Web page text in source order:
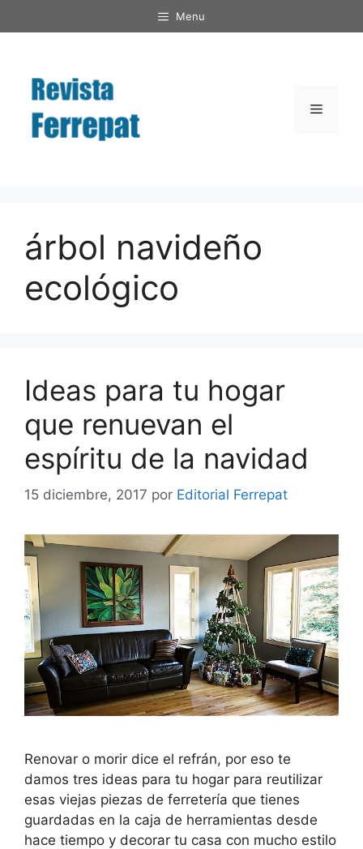
al
Menu
Menú
árbol navideño
ecológico
Ideas para tu hogar
que renuevan el
espíritu de la navidad
15 diciembre, 2017 por Editorial Ferrepat
Renovar o morir dice el refrán, por eso te
damos tres ideas para tu hogar para reutilizar
esas viejas piezas de ferretería que tienes
guardadas en la caja de herramientas desde
hace tiempo y decorar tu casa con mucho estilo